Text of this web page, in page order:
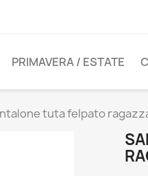
PRIMAVERA / ESTATE
tuta felpato